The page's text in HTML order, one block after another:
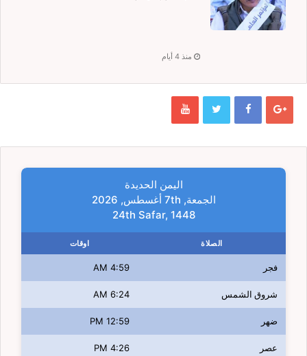
منذ 4 أيام
اليمن الحديدة
الجمعة, 7th أغسطس, 2026
24th Safar, 1448
الصلاة اوقات
فجر 4:59 AM
شروق الشمس 6:24 AM
ضهر 12:59 PM
عصر 4:26 PM